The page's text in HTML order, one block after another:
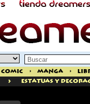
Comic > Manga >
> ESTATUAS Y